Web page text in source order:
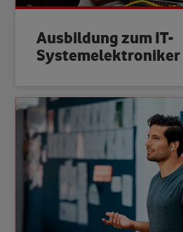
Ausbildung zum IT-
Systemelektroniker